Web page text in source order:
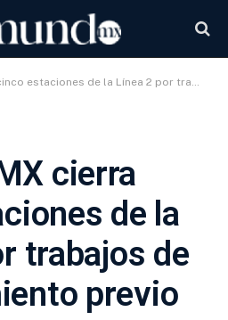
la Línea 2 por trabajos de mantenimiento previo al Mundial 2026
cierra
de la
trabajos de
previo